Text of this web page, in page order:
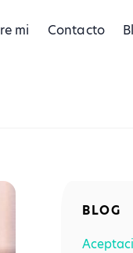
mi Contacto
BLOG